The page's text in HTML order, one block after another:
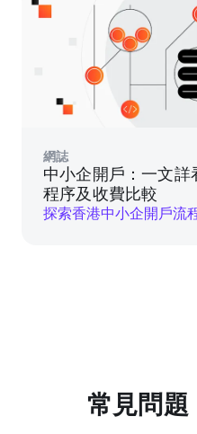
網誌
中小企開戶：一文詳
程序及收費比較
探索香港中小企開戶流
常見問題